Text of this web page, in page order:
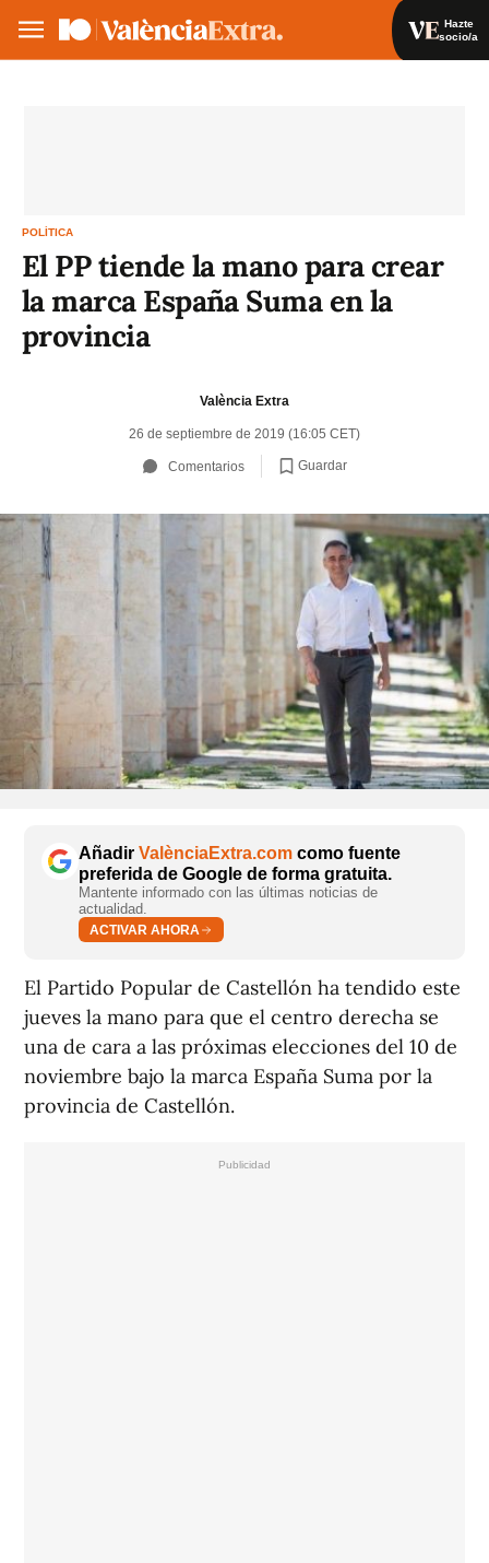
Hazte
socio/a
POLÍTICA
El PP tiende la mano para crear
la marca España Suma en la
provincia
València Extra
26 de septiembre de 2019 (16:05 CET)
Comentarios Guardar
Añadir ValènciaExtra.com como fuente
preferida de Google de forma gratuita.
Mantente informado con las últimas noticias de
actualidad.
ACTIVAR AHORA
El Partido Popular de Castellón ha tendido este
jueves la mano para que el centro derecha se
una de cara a las próximas elecciones del 10 de
noviembre bajo la marca España Suma por la
provincia de Castellón.